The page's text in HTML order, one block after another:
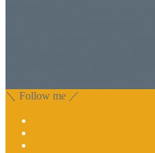
＼ Follow me ／